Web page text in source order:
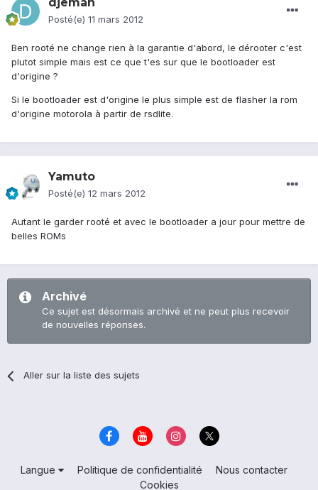
djeman
Posté(e) 11 mars 2012
Ben rooté ne change rien à la garantie d'abord, le dérooter c'est
plutot simple mais est ce que t'es sur que le bootloader est
d'origine ?
Si le bootloader est d'origine le plus simple est de flasher la rom
d'origine motorola à partir de rsdlite.
Yamuto
Posté(e) 12 mars 2012
Autant le garder rooté et avec le bootloader a jour pour mettre de
belles ROMs
Archivé
Ce sujet est désormais archivé et ne peut plus recevoir
de nouvelles réponses.
Aller sur la liste des sujets
Langue Politique de confidentialité
Nous contacter
Cookies